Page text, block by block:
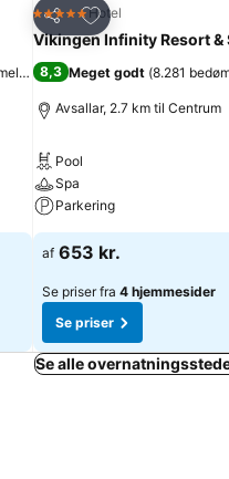
)
Del
Føj til favoritter
5 StjernerHotel
Vikingen Infinity Resort &
8,3 Meget godt (8.281
Avsallar, 2.7 km til Centrum
Pool
Spa
Parkering
af 653 kr.
Se priser fra 4 hjemmesider
Se priser
Se alle